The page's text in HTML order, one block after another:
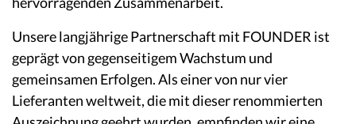
Unsere langjährige Partnerschaft mit FOUNDER ist
geprägt von gegenseitigem Wachstum und
gemeinsamen Erfolgen. Als einer von nur vier
Lieferanten weltweit, die mit dieser renommierten